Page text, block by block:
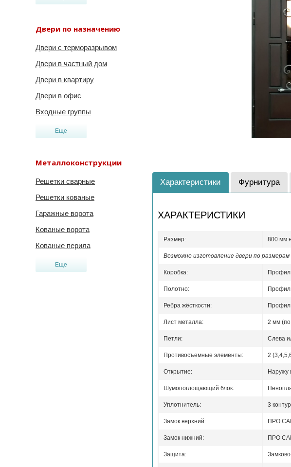
Двери по назначению
Двери с терморазрывом
Двери в частный дом
Двери в квартиру
Двери в офис
Входные группы
Еще
Металлоконструкции
Решетки сварные
Решетки кованые
Гаражные ворота
Кованые ворота
Кованые перила
Еще
Характеристики Фурнитура
ХАРАКТЕРИСТИКИ
Размер: 800 мм
Возможно изготовление двери по размерам
Коробка:
Полотно:
Ребра жёсткости:
Лист металла: 2 мм
Петли: Слева
Противосъемные элементы: 2
Открытие: Наружу
Шумопоглощающий блок:
Уплотнитель: 3
Замок верхний: ПРО
Замок нижний: ПРО
Защита: